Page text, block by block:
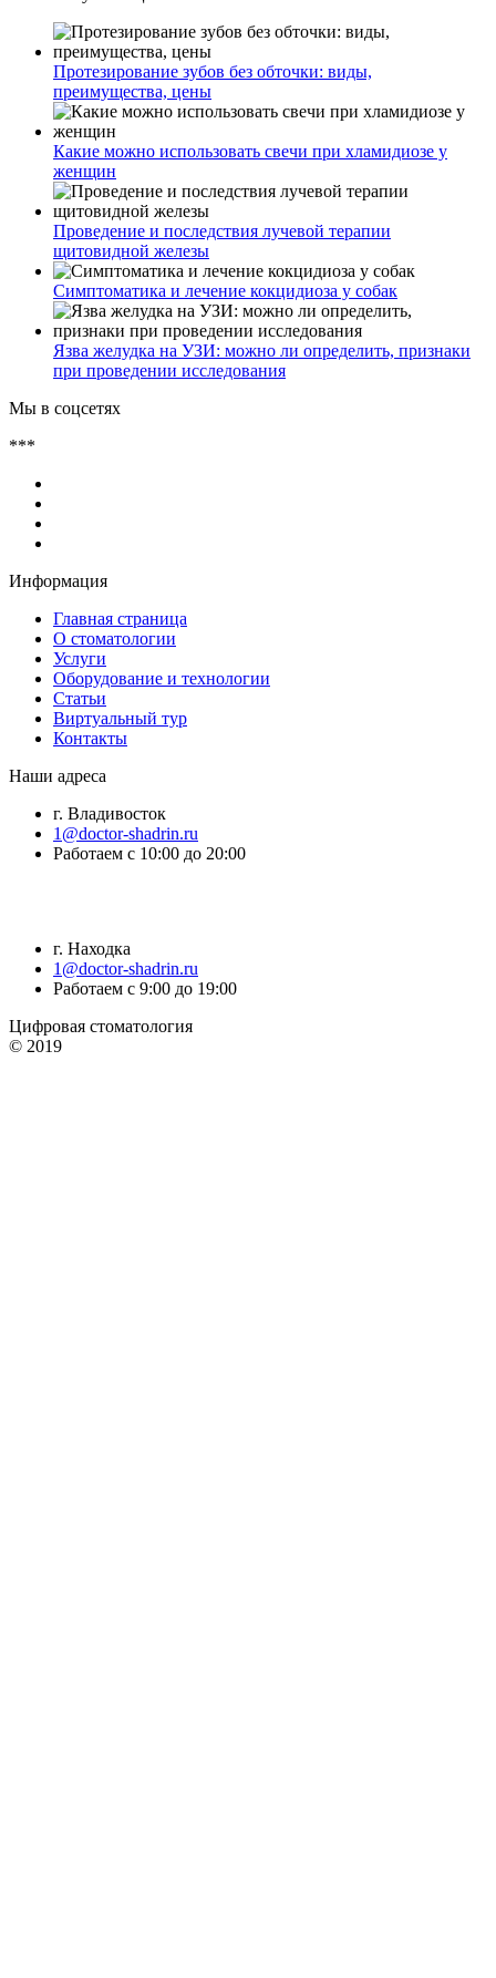
Протезирование зубов без обточки: виды,
преимущества, цены
Какие можно использовать свечи при хламидиозе у
женщин
Проведение и последствия лучевой терапии
щитовидной железы
Симптоматика и лечение кокцидиоза у собак
Язва желудка на УЗИ: можно ли определить, признаки
при проведении исследования
Мы в соцсетях
***
Информация
Главная страница
О стоматологии
Услуги
Оборудование и технологии
Статьи
Виртуальный тур
Контакты
Наши адреса
г. Владивосток
1@doctor-shadrin.ru
Работаем с 10:00 до 20:00
г. Находка
1@doctor-shadrin.ru
Работаем с 9:00 до 19:00
Цифровая стоматология
© 2019